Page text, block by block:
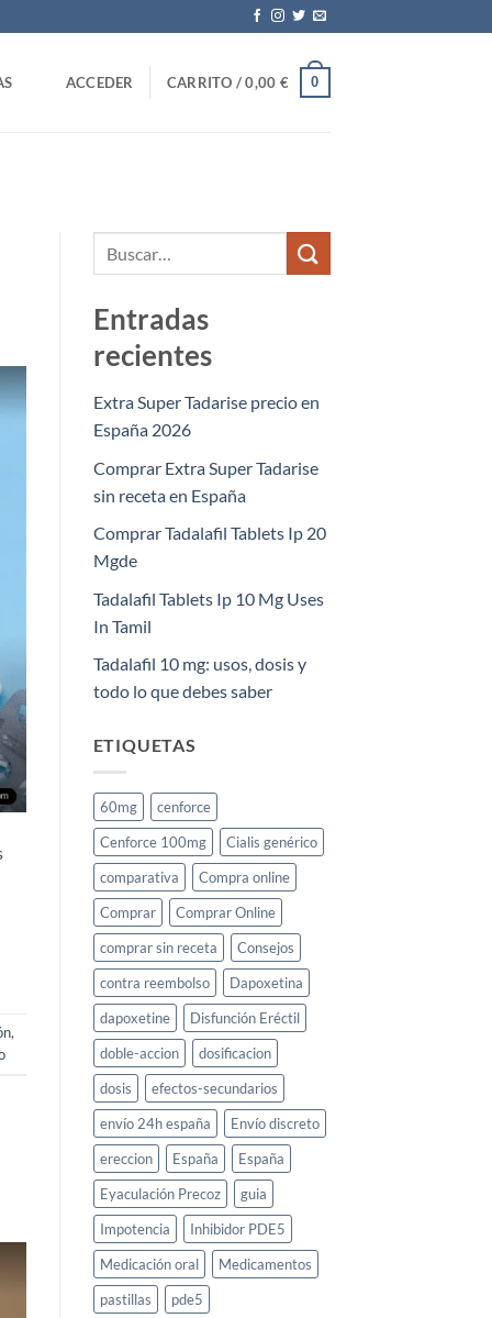
ACCEDER CARRITO /0,00 € 0
,
Entradas
recientes
Extra Super Tadarise precio en
España 2026
Comprar Extra Super Tadarise
sin receta en España
Comprar Tadalafil Tablets Ip 20
Mgde
Tadalafil Tablets Ip 10 Mg Uses
In Tamil
Tadalafil 10 mg: usos, dosis y
todo lo que debes saber
ETIQUETAS
60mg
cenforce
Cenforce 100mg
Cialis genérico
comparativa
Compra online
Comprar
Comprar Online
comprar sin receta
Consejos
contra reembolso
Dapoxetina
dapoxetine
Disfunción Eréctil
doble-accion
dosificacion
dosis
efectos-secundarios
envío 24h españa
Envío discreto
ereccion
España
España
Eyaculación Precoz
guia
Impotencia
Inhibidor PDE5
Medicación oral
Medicamentos
pastillas
pde5